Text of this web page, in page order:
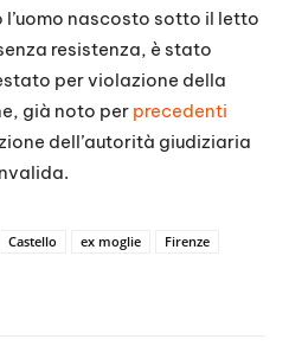
nascosto sotto il letto
resistenza, è stato
per violazione della
già noto per precedenti
dell’autorità giudiziaria
Castello ex moglie
Firenze